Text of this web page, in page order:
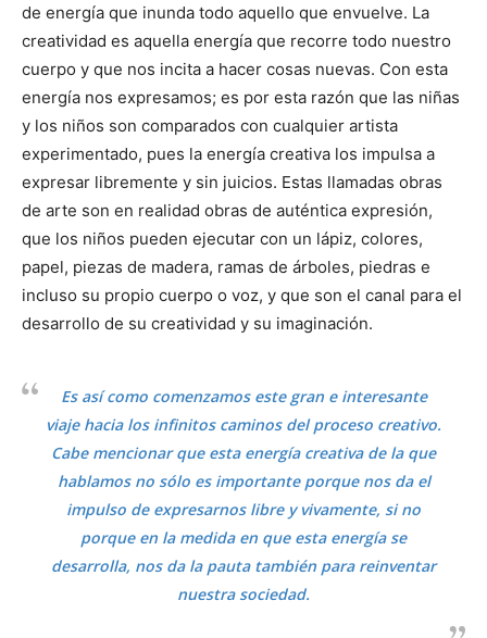
de energía que inunda todo aquello que envuelve. La
creatividad es aquella energía que recorre todo nuestro
cuerpo y que nos incita a hacer cosas nuevas. Con esta
energía nos expresamos; es por esta razón que las niñas
y los niños son comparados con cualquier artista
experimentado, pues la energía creativa los impulsa a
expresar libremente y sin juicios. Estas llamadas obras
de arte son en realidad obras de auténtica expresión,
que los niños pueden ejecutar con un lápiz, colores,
papel, piezas de madera, ramas de árboles, piedras e
incluso su propio cuerpo o voz, y que son el canal para el
desarrollo de su creatividad y su imaginación.
Es así como comenzamos este gran e interesante
viaje hacia los infinitos caminos del proceso creativo.
Cabe mencionar que esta energía creativa de la que
hablamos no sólo es importante porque nos da el
impulso de expresarnos libre y vivamente, si no
porque en la medida en que esta energía se
desarrolla, nos da la pauta también para reinventar
nuestra sociedad.